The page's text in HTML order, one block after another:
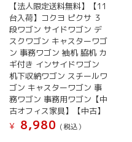
【法人限定送料無料】【11
台入荷】コクヨ ピクサ ３
段ワゴン サイドワゴン デ
スクワゴン キャスターワゴ
ン 事務ワゴン 袖机 脇机 カ
ギ付き インサイドワゴン
机下収納ワゴン スチールワ
ゴン キャスターワゴン 事
務ワゴン 事務用ワゴン【中
古オフィス家具】【中古】
¥
8,980 (税込）